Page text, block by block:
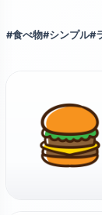
#食べ物#シンプル#